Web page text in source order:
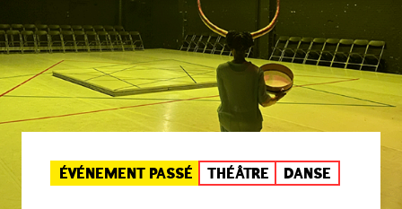
ÉVÉNEMENT PASSÉ THÉÂTRE DANSE